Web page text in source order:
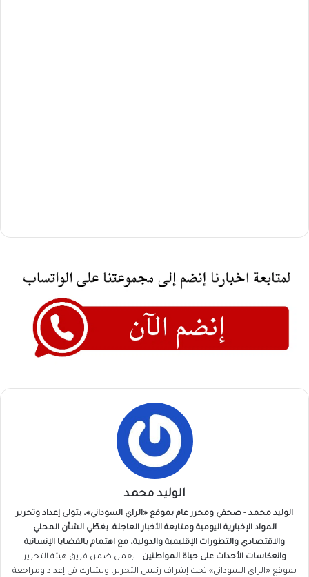
الوليد محمد
الوليد محمد - صحفي ومحرر عام بموقع «الراي السوداني»، يتولى إعداد وتحرير
المواد الإخبارية اليومية ومتابعة الأخبار العاجلة. يغطّي الشأن المحلي
والاقتصادي والتطورات الإقليمية والدولية، مع اهتمام بالقضايا الإنسانية
وانعكاسات الأحداث على حياة المواطنين - يعمل ضمن فريق هيئة التحرير
بموقع «الراي السوداني» تحت إشراف رئيس التحرير، ويشارك في إعداد ومراجعة